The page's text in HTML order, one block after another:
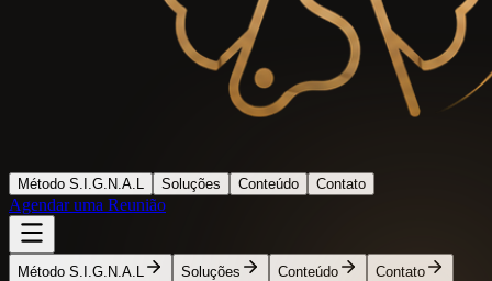
Método S.I.G.N.A.L Soluções Conteúdo Contato
Agendar uma Reunião
Método S.I.G.N.A.L Soluções Conteúdo Contato